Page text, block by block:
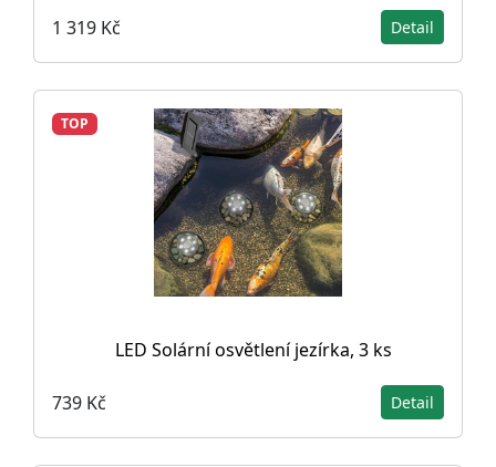
1 319 Kč Detail
TOP
LED Solární osvětlení jezírka, 3 ks
739 Kč Detail